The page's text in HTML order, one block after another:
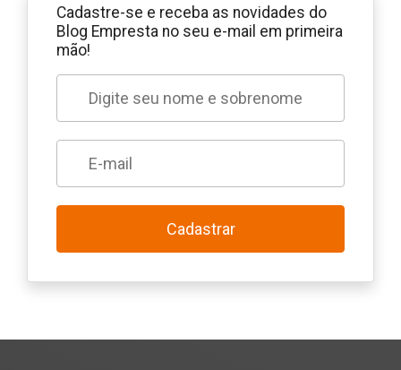
Cadastre-se e receba as novidades do
Blog Empresta no seu e-mail em primeira
mão!
Cadastrar